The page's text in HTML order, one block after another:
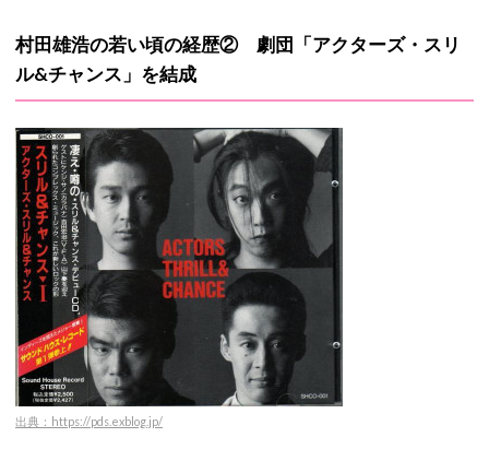
村田雄浩の若い頃の経歴② 劇団「アクターズ・スリ
ル&チャンス」を結成
出典：https://pds.exblog.jp/